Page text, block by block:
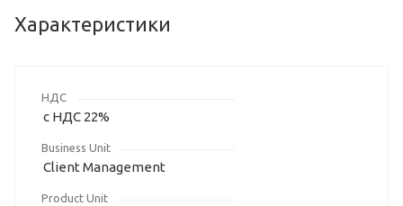
Характеристики
НДС
с НДС 22%
Business Unit
Client Management
Product Unit